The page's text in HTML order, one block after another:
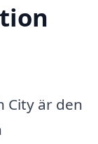
City är den